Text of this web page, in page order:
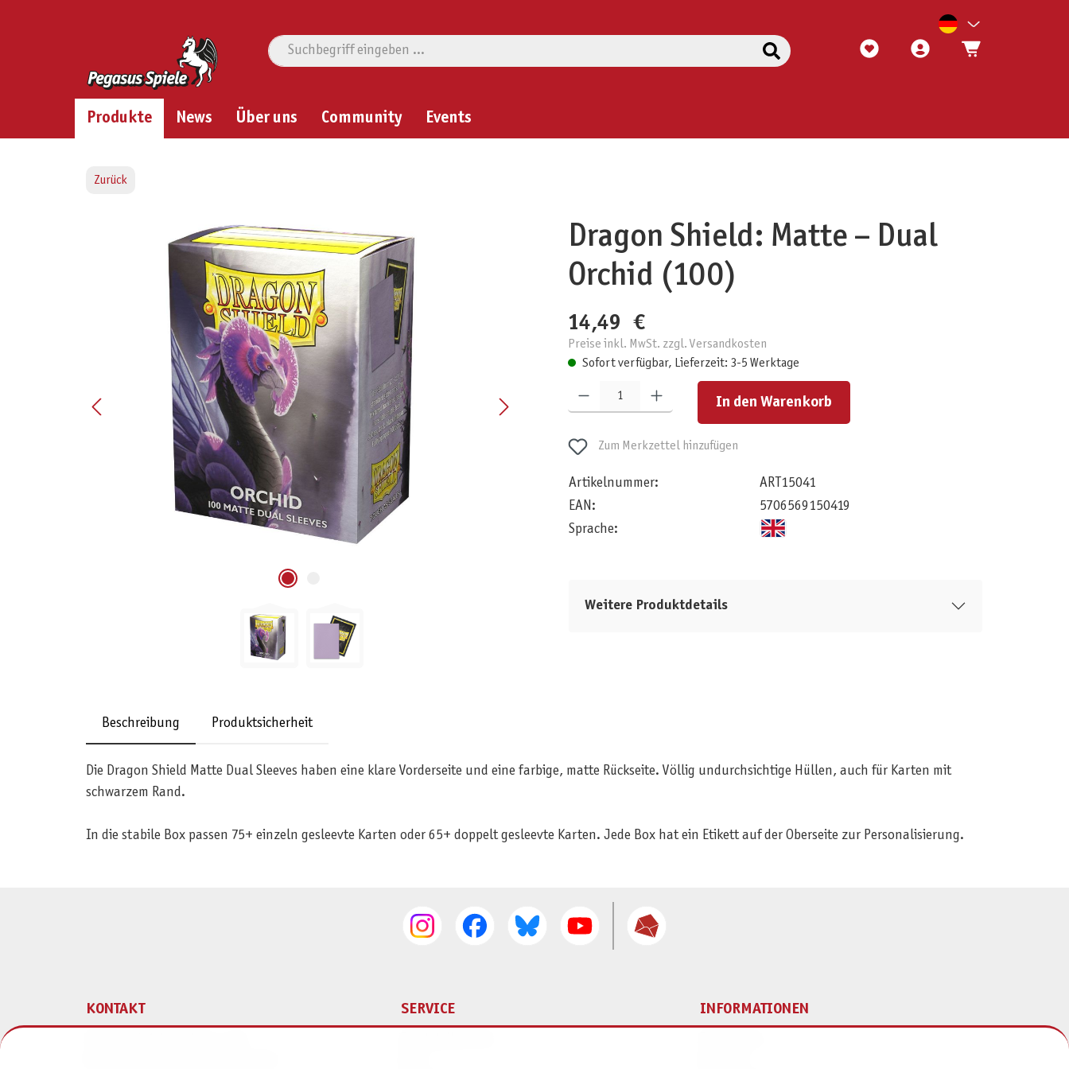
Produkte News Über uns Community Events
Zurück
Bildergalerie überspringen
Dragon Shield: Matte – Dual
Orchid (100)
14,49 €
Preise inkl. MwSt. zzgl. Versandkosten
Sofort verfügbar, Lieferzeit: 3-5 Werktage
Produkt Anzahl: Gib den gewünschten Wert ein oder benutze die Schaltflächen um die Anzahl zu erhöhen oder zu reduzieren.
In den Warenkorb
Zum Merkzettel hinzufügen
Artikelnummer:
ART15041
EAN:
5706569150419
Sprache:
Weitere Produktdetails
Beschreibung Produktsicherheit
Die Dragon Shield Matte Dual Sleeves haben eine klare Vorderseite und eine farbige, matte Rückseite. Völlig undurchsichtige Hüllen, auch für Karten mit
schwarzem Rand.
In die stabile Box passen 75+ einzeln gesleevte Karten oder 65+ doppelt gesleevte Karten. Jede Box hat ein Etikett auf der Oberseite zur Personalisierung.
KONTAKT SERVICE INFORMATIONEN